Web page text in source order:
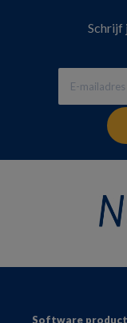
Schrijf
Footer
Software